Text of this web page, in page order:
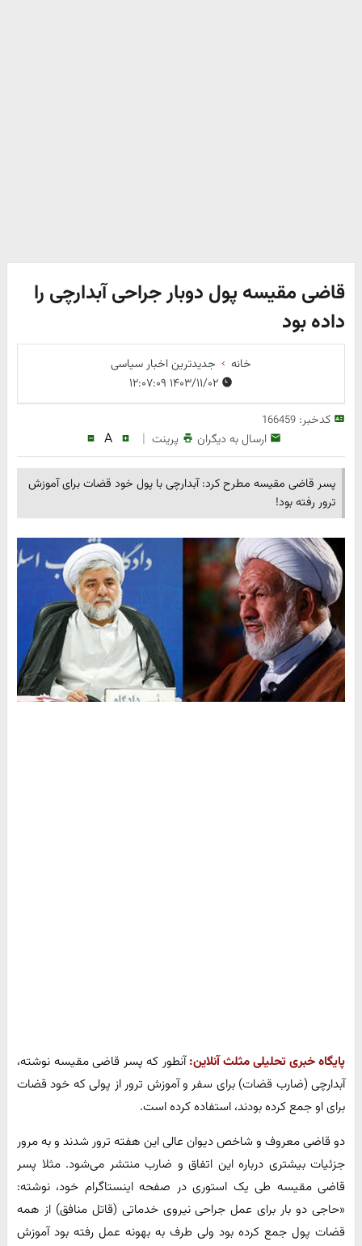
قاضی مقیسه پول دوبار جراحی آبدارچی را
داده بود
خانه
جدیدترین اخبار سیاسی
۱۴۰۳/۱۱/۰۲ ۱۲:۰۷:۰۹
کدخبر:166459
ارسال به دیگران پرینت |
A
پسر قاضی مقیسه مطرح کرد: آبدارچی با پول خود قضات برای آموزش
ترور رفته بود!
پایگاه خبری تحلیلی مثلث آنلاین: آنطور که پسر قاضی مقیسه نوشته،
آبدارچی (ضارب قضات) برای سفر و آموزش ترور از پولی که خود قضات
برای او جمع کرده بودند، استفاده کرده است.
دو قاضی معروف و شاخص دیوان عالی این هفته ترور شدند و به مرور
جزئیات بیشتری درباره این اتفاق و ضارب منتشر می‌شود. مثلا پسر
قاضی مقیسه طی یک استوری در صفحه اینستاگرام خود، نوشته:
«حاجی دو بار برای عمل جراحی نیروی خدماتی (قاتل منافق) از همه
قضات پول جمع کرده بود ولی طرف به بهونه عمل رفته بود آموزش